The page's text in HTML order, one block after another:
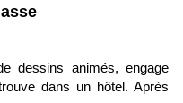
dessins animés, engage
dans un hôtel. Après